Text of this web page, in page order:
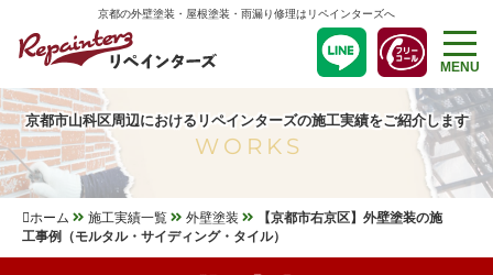
京都の外壁塗装・屋根塗装・雨漏り修理はリペインターズへ
MENU
京都市山科区周辺におけるリペインターズの施工実績をご紹介します
WORKS
ホーム 施工実績一覧 外壁塗装
【京都市右京区】外壁塗装の施
工事例（モルタル・サイディング・タイル）